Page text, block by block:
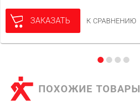
ЗАКАЗАТЬ К СРАВНЕНИЮ
ПОХОЖИЕ ТОВАРЫ